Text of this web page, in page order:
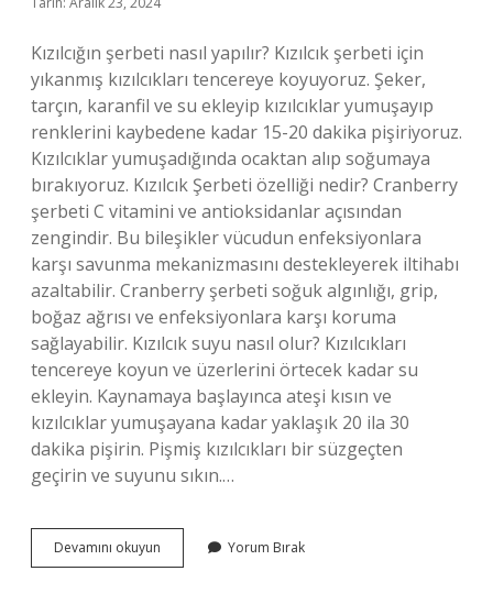
Kızılcığın şerbeti nasıl yapılır? Kızılcık şerbeti için
yıkanmış kızılcıkları tencereye koyuyoruz. Şeker,
tarçın, karanfil ve su ekleyip kızılcıklar yumuşayıp
renklerini kaybedene kadar 15-20 dakika pişiriyoruz.
Kızılcıklar yumuşadığında ocaktan alıp soğumaya
bırakıyoruz. Kızılcık Şerbeti özelliği nedir? Cranberry
şerbeti C vitamini ve antioksidanlar açısından
zengindir. Bu bileşikler vücudun enfeksiyonlara
karşı savunma mekanizmasını destekleyerek iltihabı
azaltabilir. Cranberry şerbeti soğuk algınlığı, grip,
boğaz ağrısı ve enfeksiyonlara karşı koruma
sağlayabilir. Kızılcık suyu nasıl olur? Kızılcıkları
tencereye koyun ve üzerlerini örtecek kadar su
ekleyin. Kaynamaya başlayınca ateşi kısın ve
kızılcıklar yumuşayana kadar yaklaşık 20 ila 30
dakika pişirin. Pişmiş kızılcıkları bir süzgeçten
geçirin ve suyunu sıkın.…
Devamını okuyun
Şerbeti
Yorum Bırak